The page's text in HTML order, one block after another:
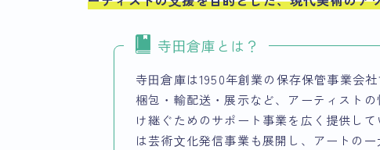
寺⽥倉庫とは？
寺⽥倉庫は1950年創業の保存保管事業会
梱包・輸配送・展示など、アーティスト
け継ぐためのサポート事業を広く提供し
は芸術⽂化発信事業も展開し、アートの